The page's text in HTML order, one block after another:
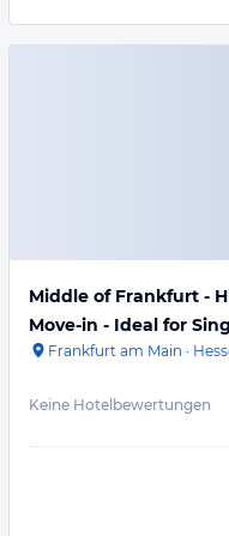
Middle of Frankfurt -
Move-in - Ideal for
Frankfurt am Main ·
Keine Hotelbewertungen